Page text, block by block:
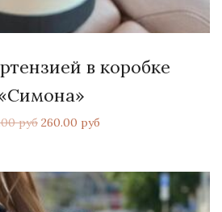
в коробке
руб 260.00 руб